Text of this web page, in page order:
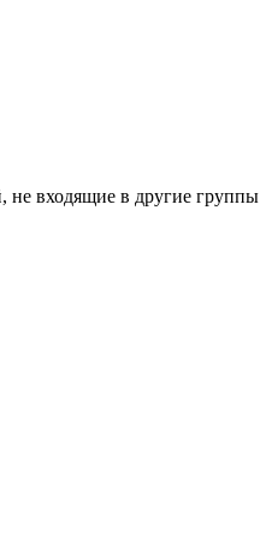
не входящие в другие группы